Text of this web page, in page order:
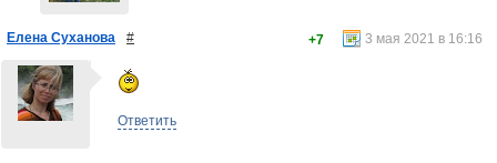
Елена Суханова # 3 мая 2021 в 16:16
+7
Ответить